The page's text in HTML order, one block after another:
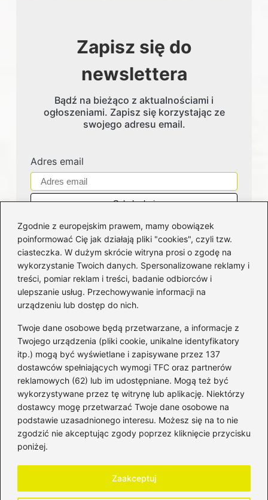
Zgodnie z europejskim prawem, mamy obowiązek
poinformować Cię jak działają pliki "cookies", czyli tzw.
ciasteczka. W dużym skrócie witryna prosi o zgodę na
wykorzystanie Twoich danych. Spersonalizowane reklamy i
treści, pomiar reklam i treści, badanie odbiorców i
ulepszanie usług. Przechowywanie informacji na
urządzeniu lub dostęp do nich.
Twoje dane osobowe będą przetwarzane, a informacje z
Twojego urządzenia (pliki cookie, unikalne identyfikatory
itp.) mogą być wyświetlane i zapisywane przez 137
dostawców spełniających wymogi TFC oraz partnerów
reklamowych (62) lub im udostępniane. Mogą też być
wykorzystywane przez tę witrynę lub aplikację. Niektórzy
dostawcy mogę przetwarzać Twoje dane osobowe na
podstawie uzasadnionego interesu. Możesz się na to nie
zgodzić nie akceptując zgody poprzez kliknięcie przycisku
poniżej.
Zaakceptuj
Zapisz się do
newslettera
Bądź na bieżąco z aktualnościami i
ogłoszeniami. Zapisz się korzystając ze
swojego adresu email.
Adres email
Kategorie
Bankowość (181)
Fundusze
(36)
Giełda(28)
Inwestycje(49)
Rentowność(32)
Rozliczenia(196)
Świadczenia socjalne(59)
Waluty(21)
Windykacja(49)